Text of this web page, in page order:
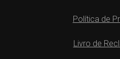
Política de
Livro de